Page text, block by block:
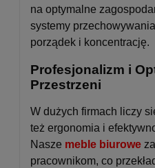
na optymalne
systemy
porządek i koncentrację.
Profesjonalizm i
Przestrzeni
W dużych firmach liczy
też ergonomia i
Nasze meble biurowe
pracownikom, co